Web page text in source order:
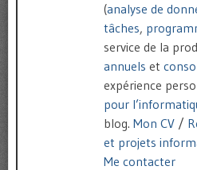
(analyse de
tâches,
service de la
annuels et
expérience
pour
blog. Mon CV /
et projets
Me contacter